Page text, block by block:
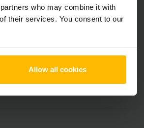
who may combine it with
their services. You consent to our
Allow all cookies